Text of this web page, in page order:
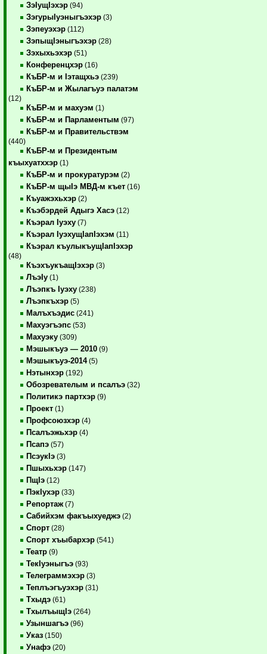
ЗэIущIэхэр (94)
ЗэгурыIуэныгъэхэр (3)
Зэпеуэхэр (112)
ЗэпыщIэныгъэхэр (28)
Зэхыхьэхэр (51)
Конференцхэр (16)
КъБР-м и Iэтащхьэ (239)
КъБР-м и Жылагъуэ палатэм
(12)
КъБР-м и махуэм (1)
КъБР-м и Парламентым (97)
КъБР-м и Правительствэм
(440)
КъБР-м и Президентым
къыхуатххэр (1)
КъБР-м и прокуратурэм (2)
КъБР-м щыIэ МВД-м къет (16)
Къуажэхьхэр (2)
Къэбэрдей Адыгэ Хасэ (12)
Къэрал Iуэху (7)
Къэрал IуэхущIапIэхэм (11)
Къэрал къулыкъущIапIэхэр
(48)
КъэхъукъащIэхэр (3)
ЛъэIу (1)
Лъэпкъ Iуэху (238)
Лъэпкъхэр (5)
Малъхъэдис (241)
Махуэгъэпс (53)
Махуэку (309)
Мэшыкъуэ — 2010 (9)
Мэшыкъуэ-2014(5)
Нэтынхэр (192)
Обозревателым и псалъэ (32)
Политикэ партхэр (9)
Проект (1)
Профсоюзхэр (4)
Псалъэжьхэр (4)
Псапэ (57)
ПсэукIэ (3)
Пшыхьхэр (147)
ПщIэ (12)
ПэкIухэр (33)
Репортаж (7)
Сабийхэм факъыхуеджэ (2)
Спорт (28)
Спорт хъыбархэр (541)
Театр (9)
ТекIуэныгъэ (93)
Телеграммэхэр (3)
Теплъэгъуэхэр (31)
Тхыдэ (61)
ТхылъыщIэ (264)
Узыншагъэ (96)
Указ (150)
Унафэ (20)